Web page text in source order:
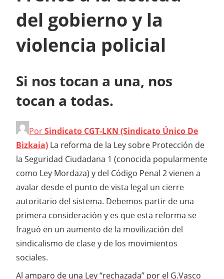
del gobierno y la
violencia policial
Si nos tocan a una, nos
tocan a todas.
PorSindicato CGT-LKN (Sindicato Único De
Bizkaia) La reforma de la Ley sobre Protección de
la Seguridad Ciudadana 1 (conocida popularmente
como Ley Mordaza) y del Código Penal 2 vienen a
avalar desde el punto de vista legal un cierre
autoritario del sistema. Debemos partir de una
primera consideración y es que esta reforma se
fraguó en un aumento de la movilización del
sindicalismo de clase y de los movimientos
sociales.
Al amparo de una Ley “rechazada” por el G.Vasco